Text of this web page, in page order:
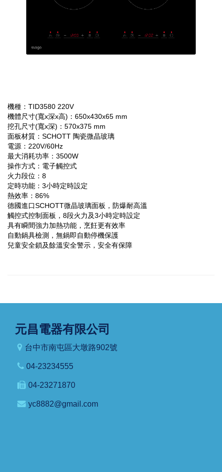
機種：TID3580 220V
機體尺寸(寬x深x高)：650x430x65 mm
挖孔尺寸(寬x深)：570x375 mm
面板材質：SCHOTT 陶瓷微晶玻璃
電源：220V/60Hz
最大消耗功率：3500W
操作方式：電子觸控式
火力段位：8
定時功能：3小時定時設定
熱效率：86%
德國進口SCHOTT微晶玻璃面板，防爆耐高溫
觸控式控制面板，8段火力及3小時定時設定
具有瞬間強力加熱功能，烹飪更有效率
自動鍋具檢測，無鍋即自動停機保護
兒童安全鎖及餘溫安全警示，安全有保障
元昌電器有限公司
台中市南屯區大墩路902號
04-23234555
04-23271870
yc8882@gmail.com